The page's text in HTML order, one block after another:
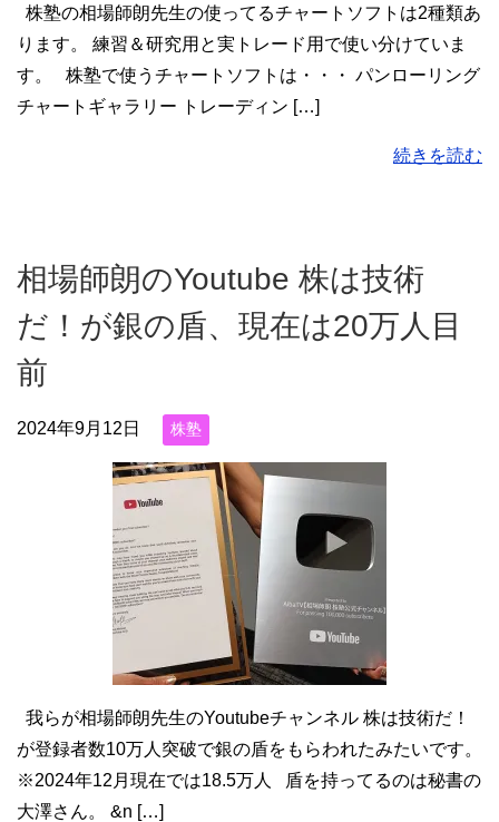
株塾の相場師朗先生の使ってるチャートソフトは2種類あ
ります。 練習＆研究用と実トレード用で使い分けていま
す。 株塾で使うチャートソフトは・・・ パンローリング
チャートギャラリー トレーディン […]
続きを読む
相場師朗のYoutube 株は技術
だ！が銀の盾、現在は20万人目
前
2024年9月12日 株塾
我らが相場師朗先生のYoutubeチャンネル 株は技術だ！
が登録者数10万人突破で銀の盾をもらわれたみたいです。
※2024年12月現在では18.5万人 盾を持ってるのは秘書の
大澤さん。 &n […]